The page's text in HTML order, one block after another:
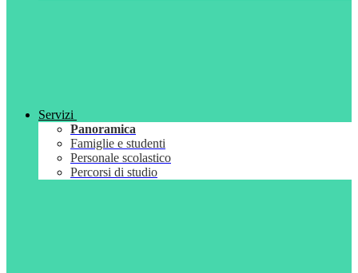
Servizi
Panoramica
Famiglie e studenti
Personale scolastico
Percorsi di studio